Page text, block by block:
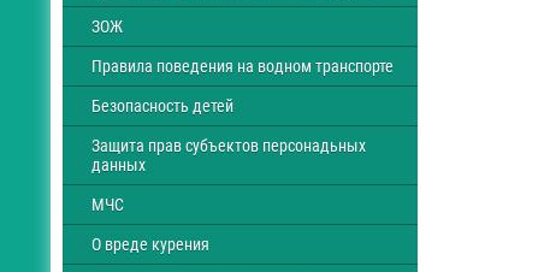
ЗОЖ
Правила поведения на водном транспорте
Безопасность детей
Защита прав субъектов персонадьных
данных
МЧС
О вреде курения